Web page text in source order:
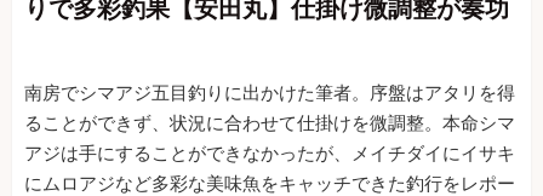
りで多彩釣果【安田丸】仕掛け微調整が奏功
南房でシマアジ五目釣りに出かけた筆者。序盤はアタリを得
ることができず、状況に合わせて仕掛けを微調整。本命シマ
アジは手にすることができなかったが、メイチダイにイサキ
にムロアジなど多彩な美味魚をキャッチできた釣行をレポー